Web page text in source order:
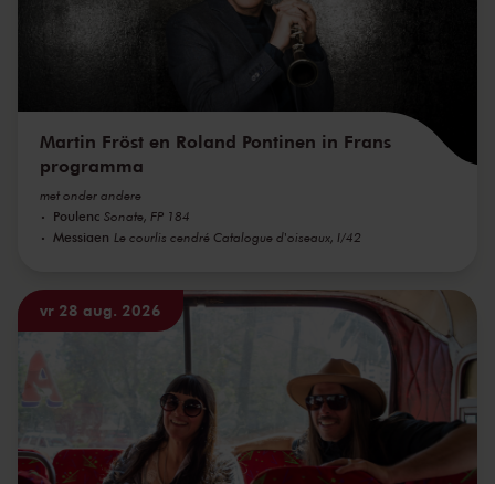
Martin Fröst en Roland Pontinen in Frans
programma
met onder andere
Poulenc Sonate, FP 184
Messiaen Le courlis cendré Catalogue d'oiseaux, I/42
vr 28 aug. 2026